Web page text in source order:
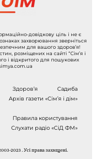
довідкову ціль і не є
захворювання зверніться
для вашого здоров’я!
розміщених на сайті “Сім’я і
і відкритого для пошукових
Здоров’я
Садиба
Архів газети «Сім’я і дім»
Правила користування
Слухати радіо «СіД ФМ»
2023 . Усі права захищені.